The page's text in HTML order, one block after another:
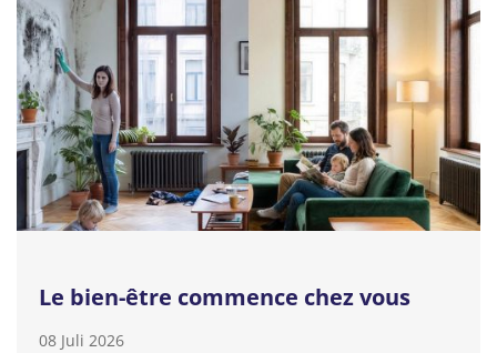
Le bien-être commence chez vous
08 Juli 2026